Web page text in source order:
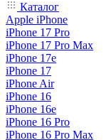
Каталог
Apple iPhone
iPhone 17 Pro
iPhone 17 Pro Max
iPhone 17e
iPhone 17
iPhone Air
iPhone 16
iPhone 16e
iPhone 16 Pro
iPhone 16 Pro Max